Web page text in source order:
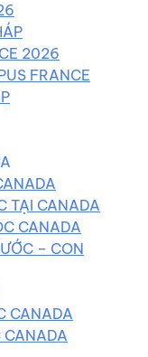
2026
FRANCE
TẠI CANADA
CANADA
– CON
CANADA
CANADA